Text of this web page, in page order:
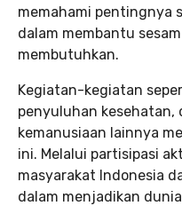
memahami pentingnya
dalam membantu
membutuhkan.
Kegiatan-kegiatan
penyuluhan kesehatan,
kemanusiaan lainnya
ini. Melalui partisipasi
masyarakat Indonesia
dalam menjadikan